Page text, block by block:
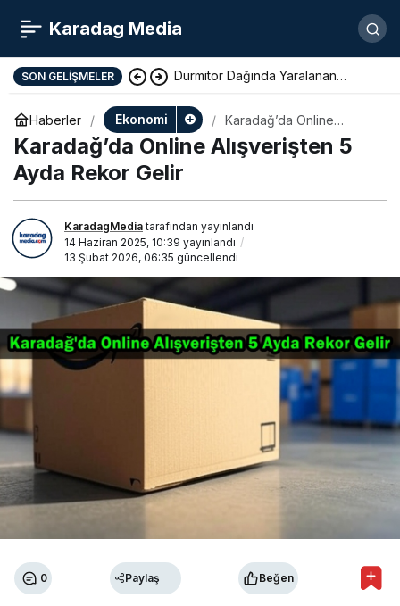
Karadag Media
SON GELIŞMELER Durmitor Dağında Yaralanan
Yunan Turist Başarıyla Kurtarıldı
Haberler Ekonomi
Karadağ’da Online
Alışverişten 5 Ayda Rekor
Gelir
Karadağ’da Online Alışverişten 5
Ayda Rekor Gelir
KaradagMediatarafından yayınlandı
14 Haziran 2025, 10:39 yayınlandı
13 Şubat 2026, 06:35 güncellendi
0 Paylaş Beğen